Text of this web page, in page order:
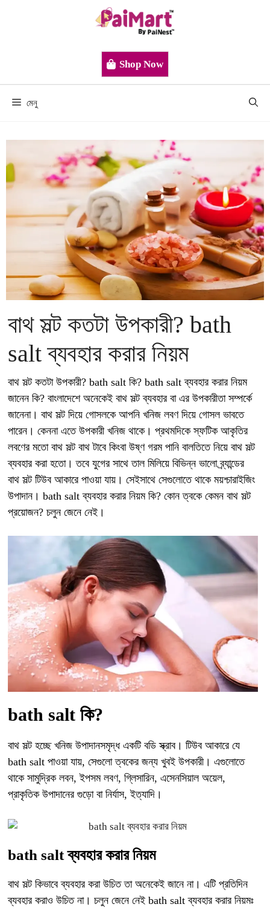
Shop Now
মেনু
বাথ সল্ট কতটা উপকারী? bath
salt ব্যবহার করার নিয়ম
বাথ সল্ট কতটা উপকারী? bath salt কি? bath salt ব্যবহার করার নিয়ম
জানেন কি? বাংলাদেশে অনেকেই বাথ সল্ট ব্যবহার বা এর উপকারীতা সম্পর্কে
জানেনা। বাথ সল্ট দিয়ে গোসলকে আপনি খনিজ লবণ দিয়ে গোসল ভাবতে
পারেন। কেননা এতে উপকারী খনিজ থাকে। প্রথমদিকে স্ফটিক আকৃতির
লবণের মতো বাথ সল্ট বাথ টাবে কিংবা উষ্ণ গরম পানি বালতিতে নিয়ে বাথ সল্ট
ব্যবহার করা হতো। তবে যুগের সাথে তাল মিলিয়ে বিভিন্ন ভালো ব্র্যান্ডের
বাথ সল্ট টিউব আকারে পাওয়া যায়। সেইসাথে সেগুলোতে থাকে ময়শ্চারাইজিং
উপাদান। bath salt ব্যবহার করার নিয়ম কি? কোন ত্বকে কেমন বাথ সল্ট
প্রয়োজন? চলুন জেনে নেই।
bath salt কি?
বাথ সল্ট হচ্ছে খনিজ উপাদানসমৃদ্ধ একটি বডি স্ক্রাব। টিউব আকারে যে
bath salt পাওয়া যায়, সেগুলো ত্বকের জন্য খুবই উপকারী। এগুলোতে
থাকে সামুদ্রিক লবন, ইপসম লবণ, গ্লিসারিন, এসেনসিয়াল অয়েল,
প্রাকৃতিক উপাদানের গুড়ো বা নির্যাস, ইত্যাদি।
bath salt ব্যবহার করার নিয়ম
বাথ সল্ট কিভাবে ব্যবহার করা উচিত তা অনেকেই জানে না। এটি প্রতিদিন
ব্যবহার করাও উচিত না। চলুন জেনে নেই bath salt ব্যবহার করার নিয়মঃ